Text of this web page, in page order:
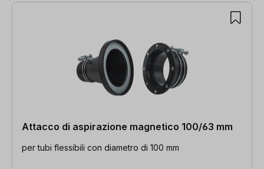
Attacco di aspirazione magnetico 100/63 mm
per tubi flessibili con diametro di 100 mm